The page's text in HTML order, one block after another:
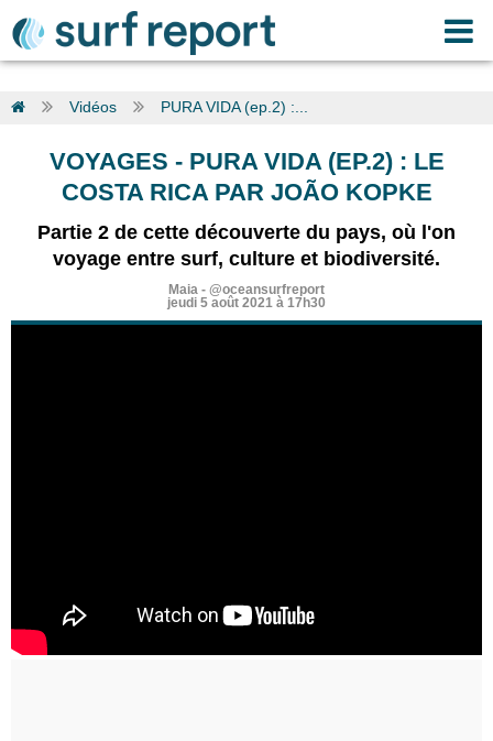
Vidéos PURA VIDA (ep.2) :...
VOYAGES - PURA VIDA (EP.2) : LE
COSTA RICA PAR JOÃO KOPKE
Partie 2 de cette découverte du pays, où l'on
voyage entre surf, culture et biodiversité.
Maia - @oceansurfreport
jeudi 5 août 2021 à 17h30